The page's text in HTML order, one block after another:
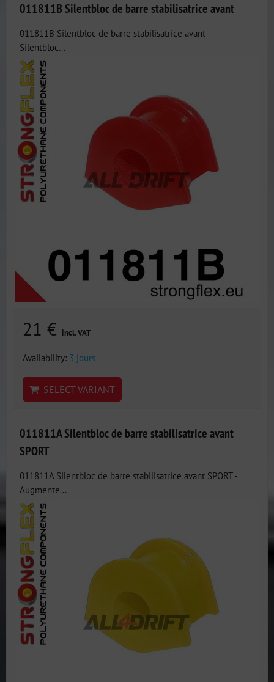
011811B Silentbloc de barre stabilisatrice avant
011811B Silentbloc de barre stabilisatrice avant -
Silentbloc...
21 € incl. VAT
Availability: 3 jours
SELECT VARIANT
011811A Silentbloc de barre stabilisatrice avant
SPORT
011811A Silentbloc de barre stabilisatrice avant SPORT -
Augmente...